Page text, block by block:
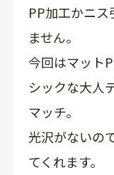
PP加工かニ
ません。
今回はマット
シックな大人
マッチ。
光沢がないの
てくれます。